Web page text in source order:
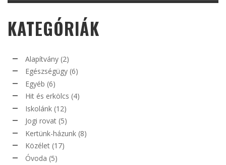
KATEGÓRIÁK
Alapítvány (2)
Egészségügy (6)
Egyéb (6)
Hit és erkölcs (4)
Iskolánk (12)
Jogi rovat (5)
Kertünk-házunk (8)
Közélet (17)
Óvoda (5)